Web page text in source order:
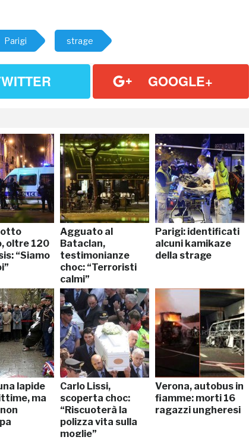
Parigi strage
GOOGLE+
oltre 120
“Siamo
Agguato al
Bataclan,
testimonianze
choc: “Terroristi
calmi”
Parigi: identificati
alcuni kamikaze
della strage
lapide
ma
Carlo Lissi,
scoperta choc:
“Riscuoterà la
polizza vita sulla
moglie”
Verona, autobus in
fiamme: morti 16
ragazzi ungheresi